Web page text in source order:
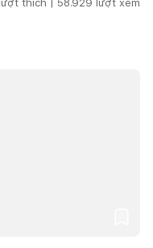
lượt thích | 58.929 lượt xem